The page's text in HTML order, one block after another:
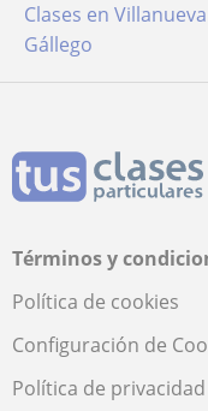
Clases en
Gállego
Términos y
Política de cookies
Configuración de
Política de privacidad